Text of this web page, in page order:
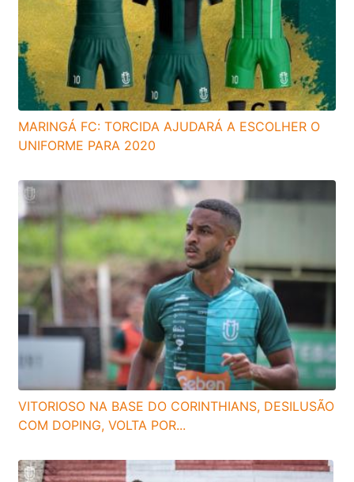
MARINGÁ FC: TORCIDA AJUDARÁ A ESCOLHER O
UNIFORME PARA 2020
VITORIOSO NA BASE DO CORINTHIANS, DESILUSÃO
COM DOPING, VOLTA POR...